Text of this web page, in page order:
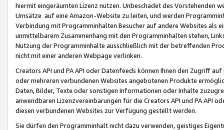
hiermit eingeräumten Lizenz nutzen. Unbeschadet des Vorstehenden
Umsätze auf eine Amazon-Website zu leiten, und werden
Verbindung mit Programminhalten Besucher auf andere Websites als
unmittelbarem Zusammenhang mit den Programminhalten stehen,
Nutzung der Programminhalte ausschließlich mit der betreffenden
nicht mit einer anderen Webpage verlinken.
Creators API und PA API oder Datenfeeds können Ihnen den Zugriff
oder mehreren verbundenen Websites angebotenen Produkte
Daten, Bilder, Texte oder sonstigen Informationen oder Inhalte
anwendbaren Lizenzvereinbarungen für die Creators API und PA API
diesen verbundenen Websites zur Verfügung gestellt werden.
Sie dürfen den Programminhalt nicht dazu verwenden, geistiges